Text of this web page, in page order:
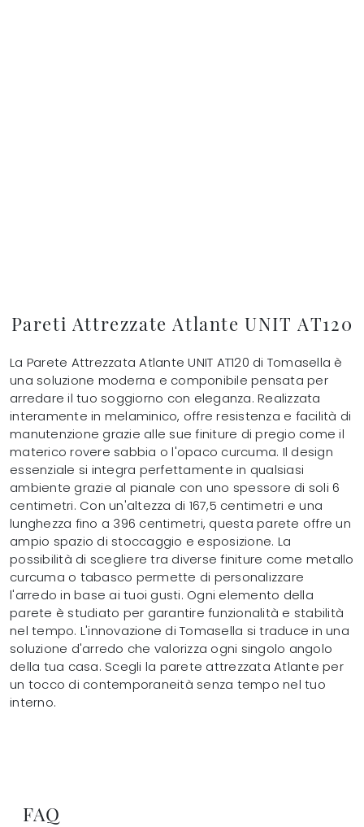
Pareti Attrezzate Atlante UNIT AT120
La Parete Attrezzata Atlante UNIT AT120 di Tomasella è
una soluzione moderna e componibile pensata per
arredare il tuo soggiorno con eleganza. Realizzata
interamente in melaminico, offre resistenza e facilità di
manutenzione grazie alle sue finiture di pregio come il
materico rovere sabbia o l'opaco curcuma. Il design
essenziale si integra perfettamente in qualsiasi
ambiente grazie al pianale con uno spessore di soli 6
centimetri. Con un'altezza di 167,5 centimetri e una
lunghezza fino a 396 centimetri, questa parete offre un
ampio spazio di stoccaggio e esposizione. La
possibilità di scegliere tra diverse finiture come metallo
curcuma o tabasco permette di personalizzare
l'arredo in base ai tuoi gusti. Ogni elemento della
parete è studiato per garantire funzionalità e stabilità
nel tempo. L'innovazione di Tomasella si traduce in una
soluzione d'arredo che valorizza ogni singolo angolo
della tua casa. Scegli la parete attrezzata Atlante per
un tocco di contemporaneità senza tempo nel tuo
interno.
FAQ